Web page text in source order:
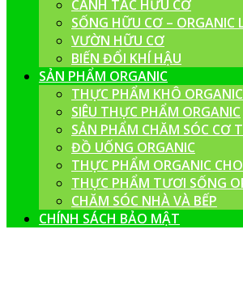
CANH TÁC HỮU CƠ
SỐNG HỮU CƠ – ORGANIC
VƯỜN HỮU CƠ
BIẾN ĐỔI KHÍ HẬU
SẢN PHẨM ORGANIC
THỰC PHẨM KHÔ ORGANIC
SIÊU THỰC PHẨM ORGANIC
SẢN PHẨM CHĂM SÓC CƠ
ĐỒ UỐNG ORGANIC
THỰC PHẨM ORGANIC
THỰC PHẨM TƯƠI SỐNG
CHĂM SÓC NHÀ VÀ BẾP
CHÍNH SÁCH BẢO MẬT